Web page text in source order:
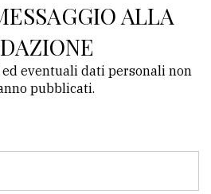
ALLA
eventuali dati personali non
pubblicati.